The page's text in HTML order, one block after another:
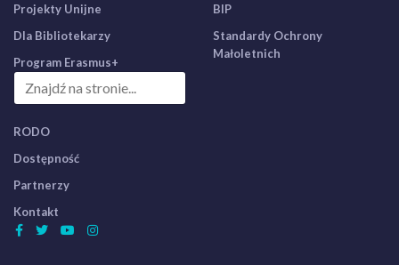
Projekty Unijne
Dla Bibliotekarzy
Program Erasmus+
BIP
Standardy Ochrony
Małoletnich
RODO
Dostępność
Partnerzy
Kontakt